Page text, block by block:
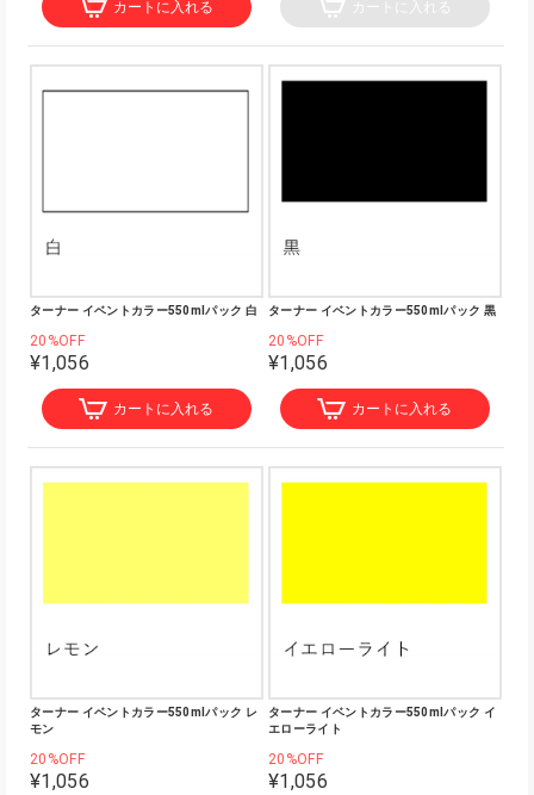
カートに入れる カートに入れる
ターナー イベントカラー550mlパック 白
20%OFF
¥1,056
カートに入れる
ターナー イベントカラー550mlパック 黒
20%OFF
¥1,056
カートに入れる
ターナー イベントカラー550mlパック レ
モン
20%OFF
¥1,056
ターナー イベントカラー550mlパック イ
エローライト
20%OFF
¥1,056